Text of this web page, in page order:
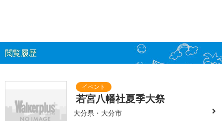
閲覧履歴
若宮八幡社夏季大祭
大分県・大分市